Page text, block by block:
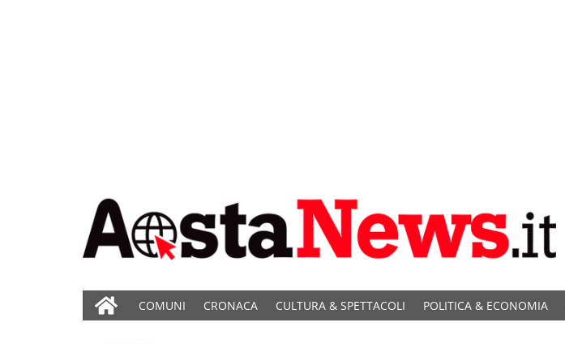
COMUNI CRONACA CULTURA & SPETTACOLI POLITICA & ECONOMIA